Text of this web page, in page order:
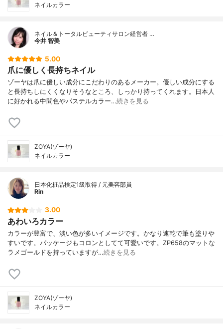
ネイルカラー
ネイル＆トータルビューティサロン経営者 …
今井 智美
5.00
爪に優しく長持ちネイル
ゾーヤは爪に優しい成分にこだわりのあるメーカー。優しい成分にする
と長持ちしにくくなりそうなところ、しっかり持ってくれます。日本人
に好かれる中間色やパステルカラー…続きを見る
ZOYA(ゾーヤ)
ネイルカラー
日本化粧品検定1級取得 / 元美容部員
Rin
3.00
あわいろカラー
カラーが豊富で、淡い色が多いイメージです。かなり速乾で筆も塗りや
すいです。パッケージもコロンとしてて可愛いです。ZP658のマットな
ラメゴールドを持っていますが…続きを見る
ZOYA(ゾーヤ)
ネイルカラー